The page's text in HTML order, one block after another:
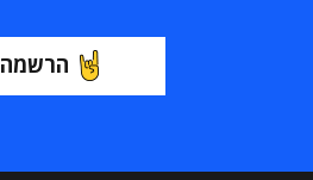
הרשמה